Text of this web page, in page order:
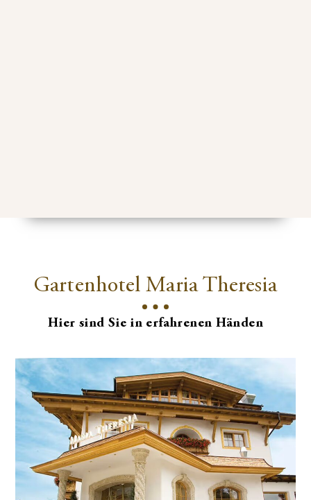
Gartenhotel Maria Theresia
Hier sind Sie in erfahrenen Händen